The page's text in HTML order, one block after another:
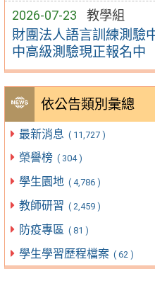
2026-07-23 教學組
財團法人語言訓練測驗
中高級測驗現正報名中
依公告類別彙總
最新消息 ( 11,727 )
榮譽榜 ( 304 )
學生園地 ( 4,786 )
教師研習 ( 2,459 )
防疫專區 ( 81 )
學生學習歷程檔案 ( 62 )